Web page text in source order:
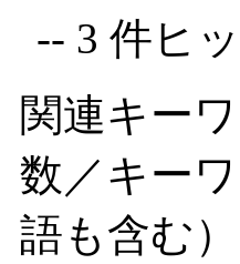
-- 3 件ヒ
関連キー
数／キー
語も含む